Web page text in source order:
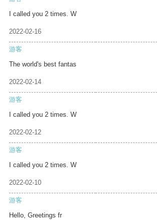
I called you 2 times. W
2022-02-16
游客
The world's best fantas
2022-02-14
游客
I called you 2 times. W
2022-02-12
游客
I called you 2 times. W
2022-02-10
游客
Hello, Greetings fr